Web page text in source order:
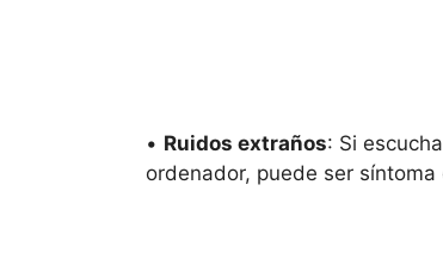
• Ruidos extraños: Si
ordenador, puede ser síntoma